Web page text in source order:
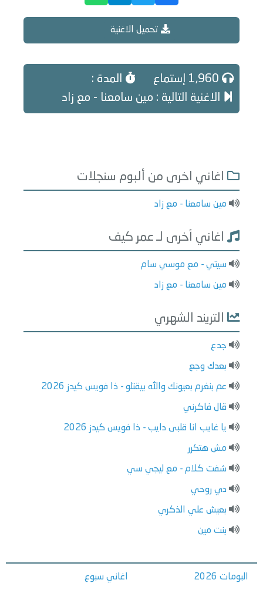
تحميل الاغنية
المدة :
الاغنية التالية : مين سامعنا - مع زاد
اغاني اخرى من ألبوم سنجلات
مين سامعنا - مع زاد
اغاني أخرى لـ عمر كيف
سيتي - مع موسي سام
مين سامعنا - مع زاد
التريند الشهري
جدع
بعدك وجع
عم بنغرم بعيونك والله بيقتلو - ذا فويس كيدز 2026
قال فاكرني
يا غايب انا قلبى دايب - ذا فويس كيدز 2026
مش هتكرر
شفت كلام - مع ليجي سي
دي روحي
بعيش علي الذكري
بنت مين
البومات 2026 اغاني سبوع